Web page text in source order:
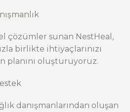
çözümler sunan NestHeal,
birlikte ihtiyaçlarınızı
planını oluşturuyoruz.
danışmanlarından oluşan